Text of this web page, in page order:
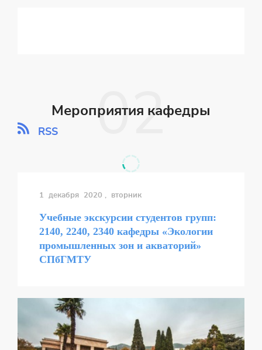
Мероприятия кафедры
RSS
1 декабря 2020 , вторник
Учебные экскурсии студентов групп:
2140, 2240, 2340 кафедры «Экологии
промышленных зон и акваторий»
СПбГМТУ